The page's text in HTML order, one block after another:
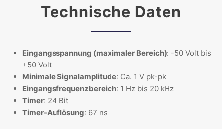
Technische Daten
Eingangsspannung (maximaler Bereich): -50 Volt bis
+50 Volt
Minimale Signalamplitude: Ca. 1 V pk-pk
Eingangsfrequenzbereich: 1 Hz bis 20 kHz
Timer: 24 Bit
Timer-Auflösung: 67 ns